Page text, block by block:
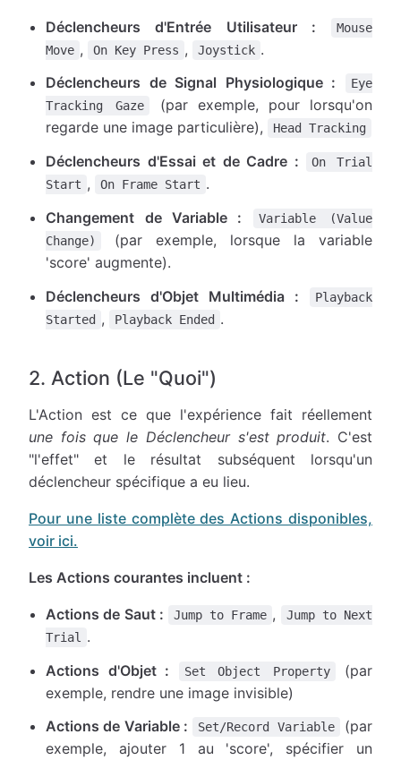
Déclencheurs d'Entrée Utilisateur :
Mouse
Move , On Key Press , Joystick .
Déclencheurs de Signal Physiologique :
Eye
Tracking Gaze
(par exemple, pour lorsqu'on
regarde une image particulière),
Head Tracking
Déclencheurs d'Essai et de Cadre :
On Trial
Start , On Frame Start .
Changement de Variable :
Variable (Value
Change)
(par exemple, lorsque la variable
'score' augmente).
Déclencheurs d'Objet Multimédia :
Playback
Started , Playback Ended .
2. Action (Le "Quoi")
L'Action est ce que l'expérience fait réellement
une fois que le Déclencheur s'est produit. C'est
"l'effet" et le résultat subséquent lorsqu'un
déclencheur spécifique a eu lieu.
Pour une liste complète des Actions disponibles,
voir ici.
Les Actions courantes incluent :
Actions de Saut : Jump to Frame ,
Jump to Next
Trial
.
Actions d'Objet :
Set Object Property
(par
exemple, rendre une image invisible)
Actions de Variable :
Set/Record Variable
(par
exemple, ajouter 1 au 'score', spécifier un